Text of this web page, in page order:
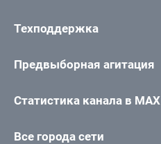
Техподдержка
Предвыборная агитация
Статистика канала в MAX
Все города сети